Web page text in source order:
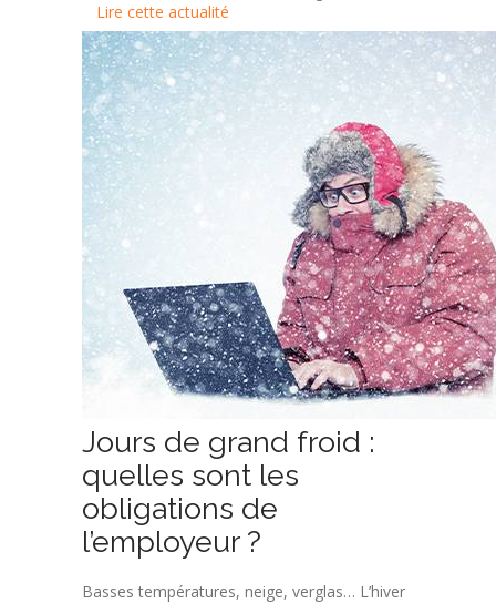
Lire cette actualité
Jours de grand froid :
quelles sont les
obligations de
l’employeur ?
Basses températures, neige, verglas… L’hiver